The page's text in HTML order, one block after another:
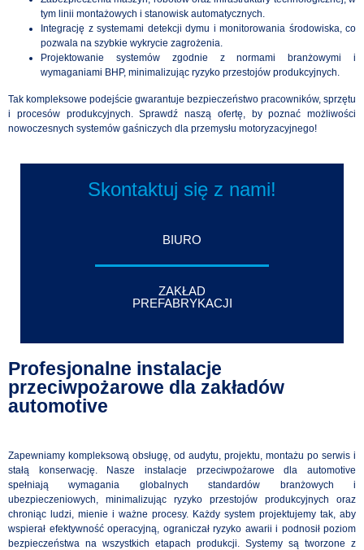
tym linii montażowych i stanowisk automatycznych.
Integrację z systemami detekcji dymu i monitorowania środowiska, co
pozwala na szybkie wykrycie zagrożenia.
Projektowanie systemów zgodnie z normami branżowymi i
wymaganiami BHP, minimalizując ryzyko przestojów produkcyjnych.
Tak kompleksowe podejście gwarantuje bezpieczeństwo pracowników, sprzętu
i procesów produkcyjnych. Sprawdź naszą ofertę, by poznać możliwości
nowoczesnych systemów gaśniczych dla przemysłu motoryzacyjnego!
Skontaktuj się z nami!
BIURO
ZAKŁAD
PREFABRYKACJI
Profesjonalne instalacje
przeciwpożarowe dla zakładów
automotive
Zapewniamy kompleksową obsługę, od audytu, projektu, montażu po serwis i
stałą konserwację. Nasze instalacje przeciwpożarowe dla automotive
spełniają wymagania globalnych standardów branżowych i
ubezpieczeniowych, minimalizując ryzyko przestojów produkcyjnych oraz
chroniąc ludzi, mienie i ważne procesy. Każdy system projektujemy tak, aby
wspierał efektywność operacyjną, ograniczał ryzyko awarii i podnosił poziom
bezpieczeństwa na wszystkich etapach produkcji. Systemy są tworzone z